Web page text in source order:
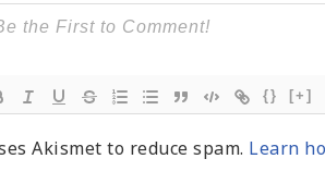
{} [+]
Akismet to reduce spam. Learn